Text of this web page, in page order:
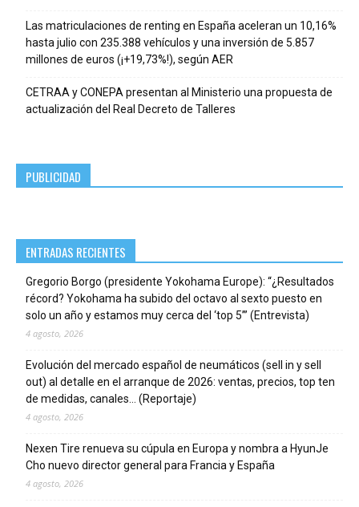
Las matriculaciones de renting en España aceleran un 10,16%
hasta julio con 235.388 vehículos y una inversión de 5.857
millones de euros (¡+19,73%!), según AER
CETRAA y CONEPA presentan al Ministerio una propuesta de
actualización del Real Decreto de Talleres
PUBLICIDAD
ENTRADAS RECIENTES
Gregorio Borgo (presidente Yokohama Europe): “¿Resultados
récord? Yokohama ha subido del octavo al sexto puesto en
solo un año y estamos muy cerca del ‘top 5’” (Entrevista)
4 agosto, 2026
Evolución del mercado español de neumáticos (sell in y sell
out) al detalle en el arranque de 2026: ventas, precios, top ten
de medidas, canales… (Reportaje)
4 agosto, 2026
Nexen Tire renueva su cúpula en Europa y nombra a HyunJe
Cho nuevo director general para Francia y España
4 agosto, 2026